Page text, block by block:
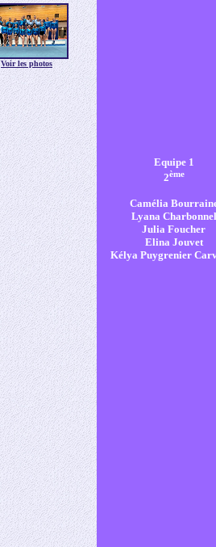
Voir les photos
Equipe 1
2ème
Camélia
Lyana Charbonnel
Julia Foucher
Elina Jouvet
Kélya Puygrenier